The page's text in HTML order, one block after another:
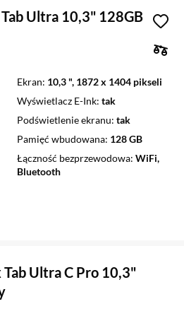
Ultra 10,3" 128GB
Ekran 10,3 ", 1872 x 1404 pikseli
Wyświetlacz E-Ink tak
Podświetlenie ekranu tak
Pamięć wbudowana 128 GB
Łączność bezprzewodowa WiFi,
Bluetooth
Ultra C Pro 10,3"